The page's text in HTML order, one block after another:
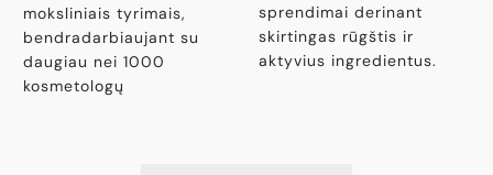
moksliniais tyrimais,
bendradarbiaujant su
daugiau nei 1000
kosmetologų
sprendimai derinant
skirtingas rūgštis ir
aktyvius ingredientus.